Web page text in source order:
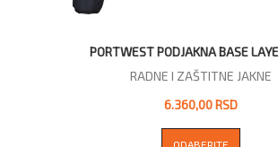
PORTWEST PODJAKNA BASE
RADNE I ZAŠTITNE JAKNE
6.360,00 RSD